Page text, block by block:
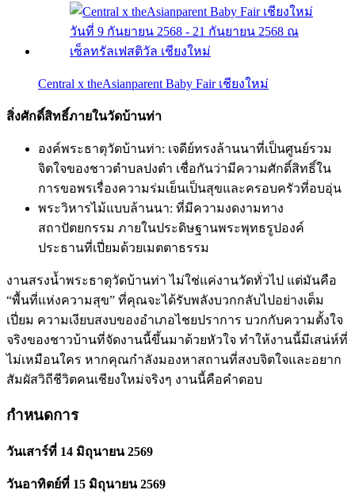
Central x theAsianparent Baby Fair เชียงใหม่
สิ่งศักดิ์สิทธิ์ภายในวัดบ้านท่า
องค์พระธาตุวัดบ้านท่า: เจดีย์ทรงล้านนาที่เป็นศูนย์รวม
จิตใจของชาวตำบลปงตำ เชื่อกันว่ามีความศักดิ์สิทธิ์ใน
การขอพรเรื่องความร่มเย็นเป็นสุขและครอบครัวที่อบอุ่น
พระวิหารไม้แบบล้านนา: ที่มีความงดงามทาง
สถาปัตยกรรม ภายในประดิษฐานพระพุทธรูปองค์
ประธานที่เปี่ยมด้วยเมตตาธรรม
งานสรงน้ำพระธาตุวัดบ้านท่า ไม่ใช่แค่งานวัดทั่วไป แต่มันคือ
“พื้นที่แห่งความสุข” ที่คุณจะได้รับพลังบวกกลับไปอย่างเต็ม
เปี่ยม ความเงียบสงบของอำเภอไชยปราการ บวกกับความตั้งใจ
จริงของชาวบ้านที่จัดงานนี้ขึ้นมาด้วยหัวใจ ทำให้งานนี้มีเสน่ห์ที่
ไม่เหมือนใคร หากคุณกำลังมองหาสถานที่สงบจิตใจและอยาก
สัมผัสวิถีชีวิตคนเชียงใหม่จริงๆ งานนี้คือคำตอบ
กำหนดการ
วันเสาร์ที่ 14 มิถุนายน 2569
วันอาทิตย์ที่ 15 มิถุนายน 2569